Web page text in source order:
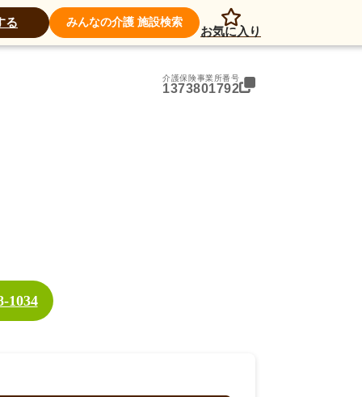
る みんなの介護 施設検索
お気に入り
介護保険事業所番号
1373801792
1034